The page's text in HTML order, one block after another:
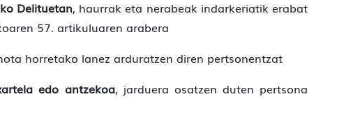
Delituetan, haurrak eta nerabeak indarkeriatik erabat
57. artikuluaren arabera
horretako lanez arduratzen diren pertsonentzat
edo antzekoa, jarduera osatzen duten pertsona